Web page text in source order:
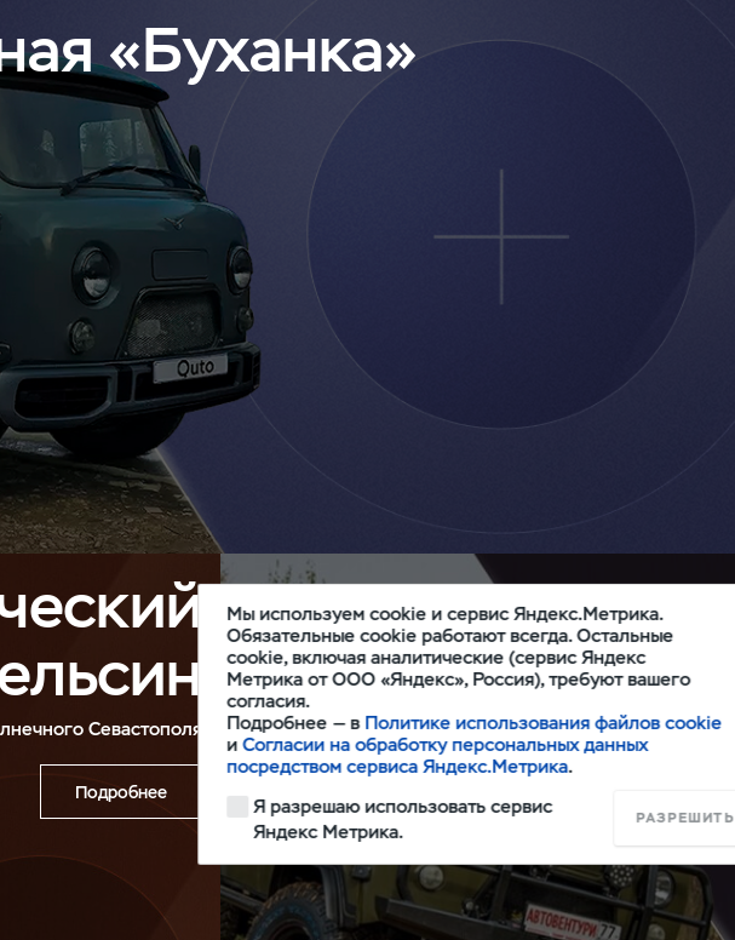
«Буханка»
Севастополя
Подробнее
Долгая дорога
в дюнах
Проект внедорожника для путешествий с комфортом
от «Автовентури»
Подробнее
Мы используем cookie и сервис Яндекс.Метрика.
Обязательные cookie работают всегда. Остальные
cookie, включая аналитические (сервис Яндекс
Метрика от ООО «Яндекс», Россия), требуют вашего
согласия.
Подробнее — в Политике использования файлов cookie
иСогласии на обработку персональных данных
посредством сервиса Яндекс.Метрика.
Я разрешаю использовать сервис
Яндекс Метрика.
РАЗРЕШИТЬ